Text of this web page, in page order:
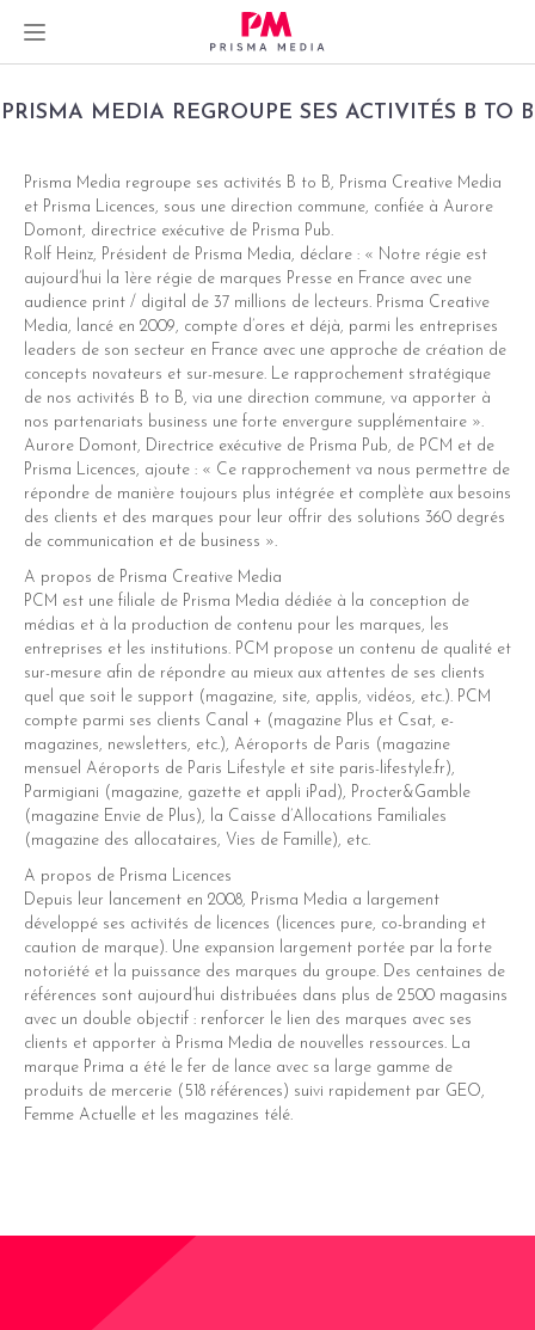
Skip
PRISMA MEDIA REGROUPE SES ACTIVITÉS B TO B
Prisma Media regroupe ses activités B to B, Prisma Creative Media
et Prisma Licences, sous une direction commune, confiée à Aurore
Domont, directrice exécutive de Prisma Pub.
Rolf Heinz, Président de Prisma Media, déclare : « Notre régie est
aujourd’hui la 1ère régie de marques Presse en France avec une
audience print / digital de 37 millions de lecteurs. Prisma Creative
Media, lancé en 2009, compte d’ores et déjà, parmi les entreprises
leaders de son secteur en France avec une approche de création de
concepts novateurs et sur-mesure. Le rapprochement stratégique
de nos activités B to B, via une direction commune, va apporter à
nos partenariats business une forte envergure supplémentaire ».
Aurore Domont, Directrice exécutive de Prisma Pub, de PCM et de
Prisma Licences, ajoute : « Ce rapprochement va nous permettre de
répondre de manière toujours plus intégrée et complète aux besoins
des clients et des marques pour leur offrir des solutions 360 degrés
de communication et de business ».
A propos de Prisma Creative Media
PCM est une filiale de Prisma Media dédiée à la conception de
médias et à la production de contenu pour les marques, les
entreprises et les institutions. PCM propose un contenu de qualité et
sur-mesure afin de répondre au mieux aux attentes de ses clients
quel que soit le support (magazine, site, applis, vidéos, etc.). PCM
compte parmi ses clients Canal + (magazine Plus et Csat, e-
magazines, newsletters, etc.), Aéroports de Paris (magazine
mensuel Aéroports de Paris Lifestyle et site paris-lifestyle.fr),
Parmigiani (magazine, gazette et appli iPad), Procter&Gamble
(magazine Envie de Plus), la Caisse d’Allocations Familiales
(magazine des allocataires, Vies de Famille), etc.
A propos de Prisma Licences
Depuis leur lancement en 2008, Prisma Media a largement
développé ses activités de licences (licences pure, co-branding et
caution de marque). Une expansion largement portée par la forte
notoriété et la puissance des marques du groupe. Des centaines de
références sont aujourd’hui distribuées dans plus de 2500 magasins
avec un double objectif : renforcer le lien des marques avec ses
clients et apporter à Prisma Media de nouvelles ressources. La
marque Prima a été le fer de lance avec sa large gamme de
produits de mercerie (518 références) suivi rapidement par GEO,
Femme Actuelle et les magazines télé.